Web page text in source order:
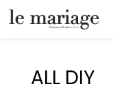
ALL DIY